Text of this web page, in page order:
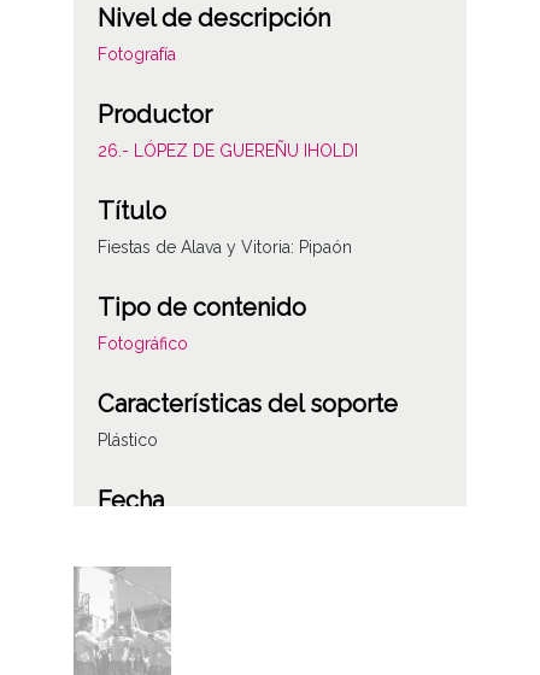
Nivel de descripción
Fotografía
Productor
26.- LÓPEZ DE GUEREÑU IHOLDI
Título
Fiestas de Alava y Vitoria: Pipaón
Tipo de contenido
Fotográfico
Características del soporte
Plástico
Fecha
Lugar
Pipaon